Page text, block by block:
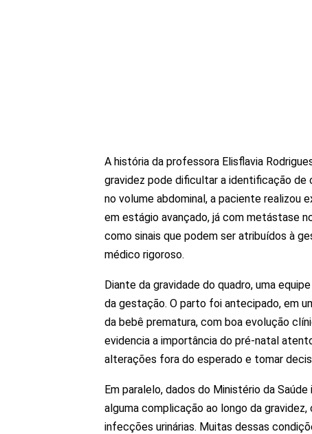
A história da professora Elisflavia
gravidez pode dificultar a identificação de
no volume abdominal, a paciente realizou
em estágio avançado, já com metástase
como sinais que podem ser atribuídos à
médico rigoroso.
Diante da gravidade do quadro, uma
da gestação. O parto foi antecipado, em
da bebê prematura, com boa evolução
evidencia a importância do pré-natal
alterações fora do esperado e tomar
Em paralelo, dados do Ministério da
alguma complicação ao longo da
infecções urinárias. Muitas dessas